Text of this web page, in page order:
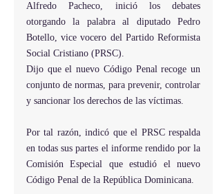
Alfredo Pacheco, inició los debates
otorgando la palabra al diputado Pedro
Botello, vice vocero del Partido Reformista
Social Cristiano (PRSC).
Dijo que el nuevo Código Penal recoge un
conjunto de normas, para prevenir, controlar
y sancionar los derechos de las víctimas.
Por tal razón, indicó que el PRSC respalda
en todas sus partes el informe rendido por la
Comisión Especial que estudió el nuevo
Código Penal de la República Dominicana.